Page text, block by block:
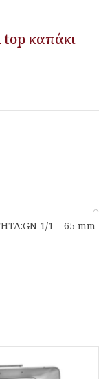
καπάκι
1/1 – 65 mm